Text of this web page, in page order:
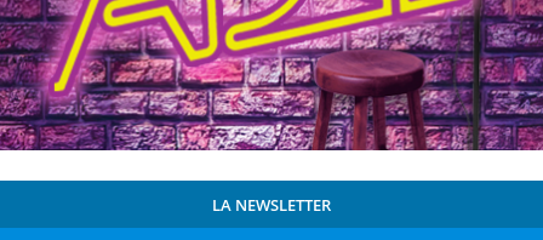
LA NEWSLETTER